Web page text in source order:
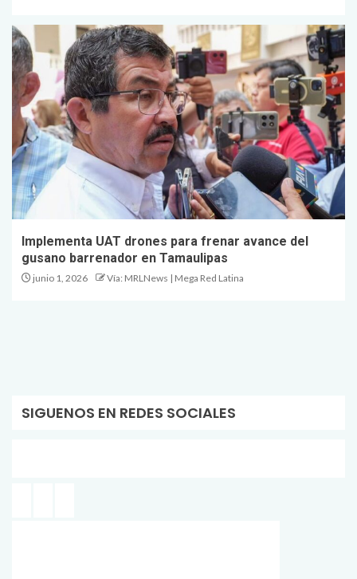
Implementa UAT drones para frenar avance del
gusano barrenador en Tamaulipas
junio 1, 2026 Vía: MRLNews | Mega Red Latina
SIGUENOS EN REDES SOCIALES